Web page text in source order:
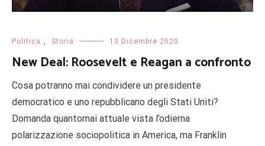
Politica , Storia 13 Dicembre 2020
New Deal: Roosevelt e Reagan a confronto
Cosa potranno mai condividere un presidente
democratico e uno repubblicano degli Stati Uniti?
Domanda quantomai attuale vista l’odierna
polarizzazione sociopolitica in America, ma Franklin